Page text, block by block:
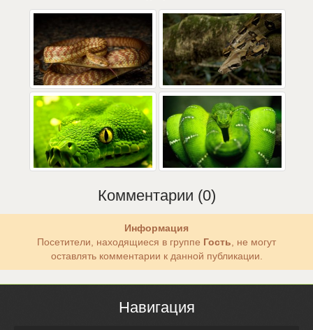
Комментарии (0)
Информация
Посетители, находящиеся в группе Гость , не могут
оставлять комментарии к данной публикации.
Навигация